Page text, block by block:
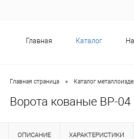
Главная Каталог
Главная страница • Каталог
Ворота кованые ВР-04
ОПИСАНИЕ ХАРАКТЕРИСТИКИ